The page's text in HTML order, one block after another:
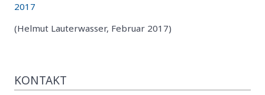
2017
(Helmut Lauterwasser, Februar 2017)
KONTAKT